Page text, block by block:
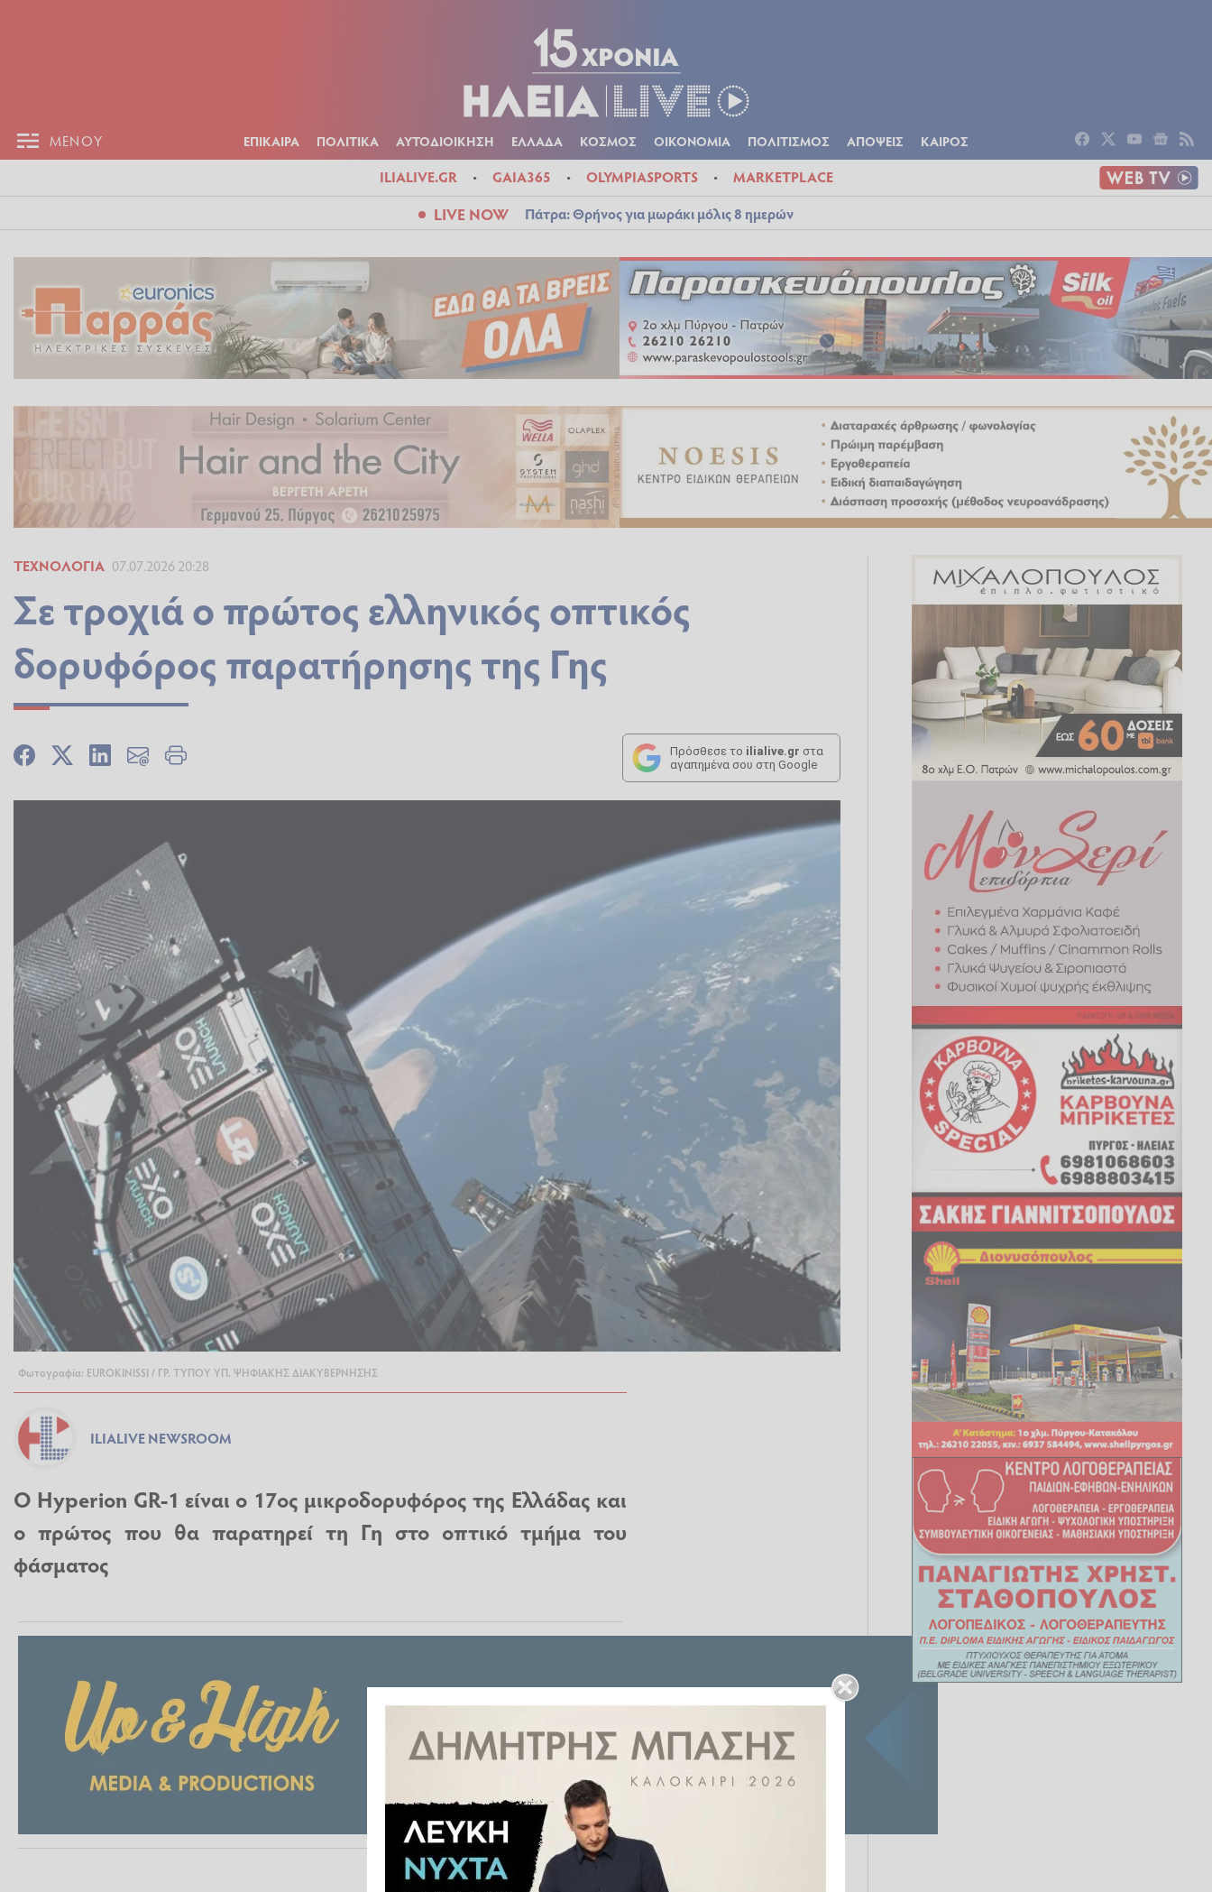
ΜΕΝΟΥ ΕΠΙΚΑΙΡΑ ΠΟΛΙΤΙΚΑ ΑΥΤΟΔΙΟΙΚΗΣΗ ΕΛΛΑΔΑ ΚΟΣΜΟΣ ΟΙΚΟΝΟΜΙΑ ΠΟΛΙΤΙΣΜΟΣ ΑΠΟΨΕΙΣ ΚΑΙΡΟΣ
ILIALIVE.GR GAIA365 OLYMPIASPORTS MARKETPLACE
LIVE NOW Πάτρα: Θρήνος για μωράκι μόλις 8 ημερών
ΤΕΧΝΟΛΟΓΊΑ 07.07.2026 20:28
Σε τροχιά ο πρώτος ελληνικός οπτικός
δορυφόρος παρατήρησης της Γης
Πρόσθεσε το ilialive.gr στα
αγαπημένα σου στη Google
Φωτογραφία: EUROKINISSI / ΓΡ. ΤΥΠΟΥ ΥΠ. ΨΗΦΙΑΚΗΣ ΔΙΑΚΥΒΕΡΝΗΣΗΣ
ILIALIVE NEWSROOM
Ο Hyperion GR-1 είναι ο 17ος μικροδορυφόρος της Ελλάδας και
ο πρώτος που θα παρατηρεί τη Γη στο οπτικό τμήμα του
φάσματος